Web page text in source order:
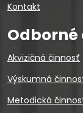
Kontakt
Akvizičná činnosť
Výskumná
Metodická